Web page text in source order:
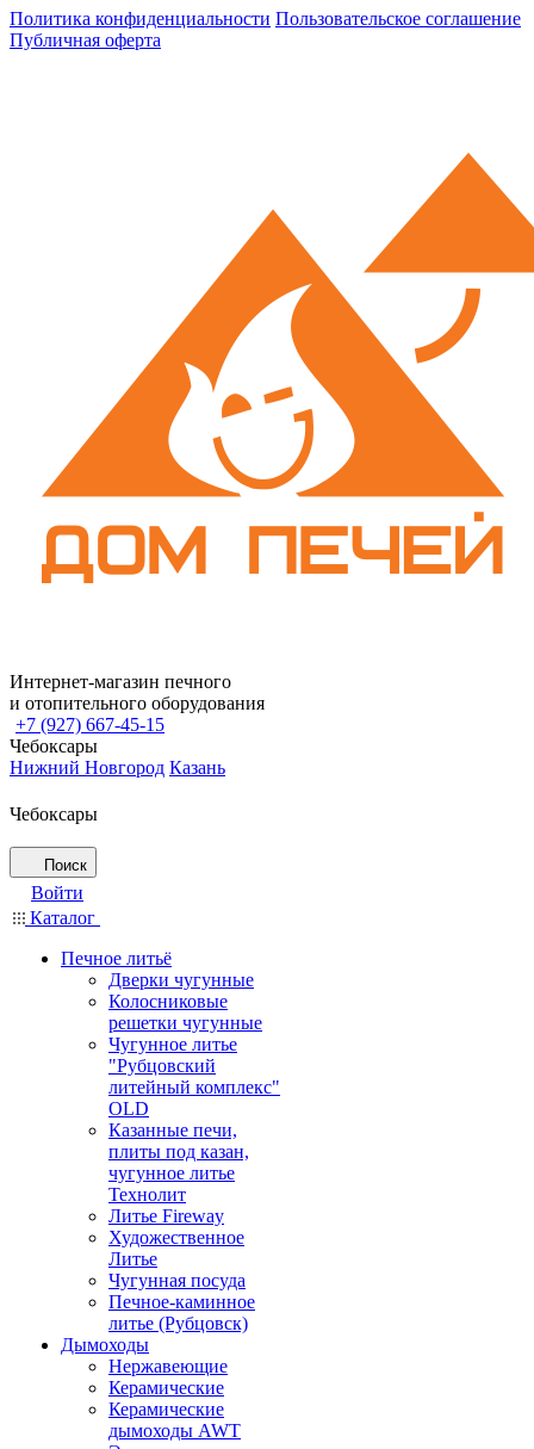
Политика конфиденциальности Пользовательское соглашение
Публичная оферта
Интернет-магазин печного
и отопительного оборудования
+7 (927) 667-45-15
Чебоксары
Нижний Новгород Казань
Чебоксары
Поиск
Войти
Каталог
Печное литьё
Дверки чугунные
Колосниковые
решетки чугунные
Чугунное литье
"Рубцовский
литейный комплекс"
OLD
Казанные печи,
плиты под казан,
чугунное литье
Технолит
Литье Fireway
Художественное
Литье
Чугунная посуда
Печное-каминное
литье (Рубцовск)
Дымоходы
Нержавеющие
Керамические
Керамические
дымоходы AWT